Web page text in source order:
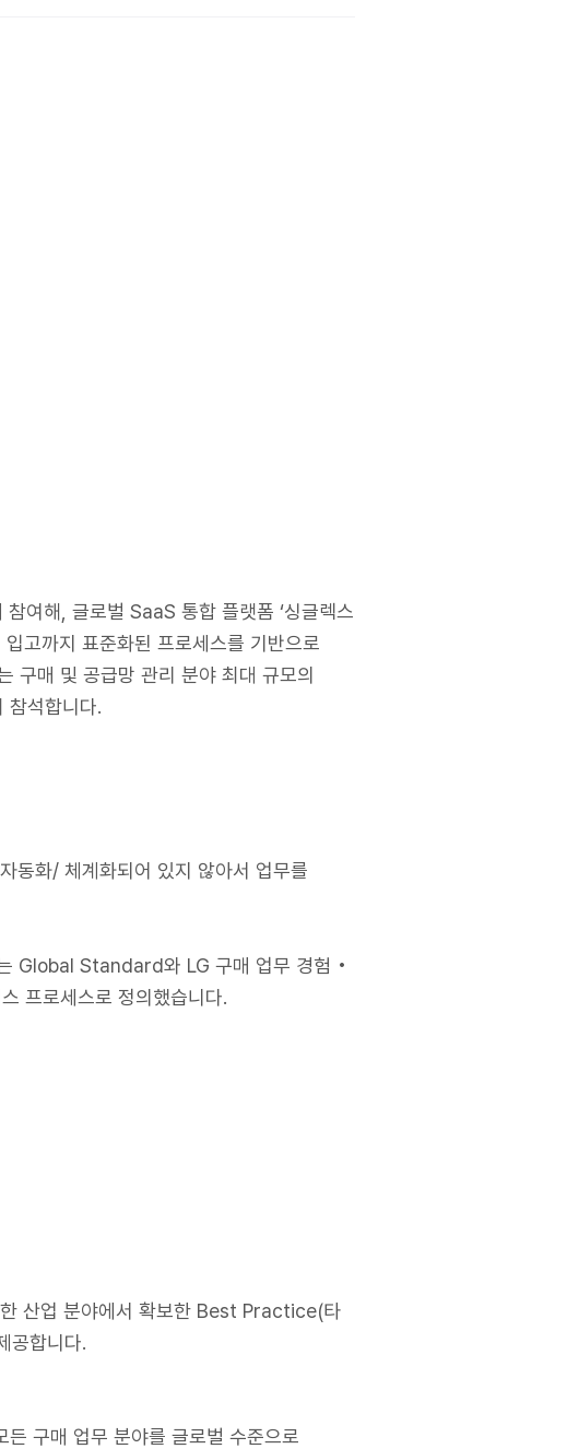
참여해, 글로벌 SaaS 통합 플랫폼 ‘싱글렉스
고까지 표준화된 프로세스를 기반으로
구매 및 공급망 관리 분야 최대 규모의
참석합니다.
동화/ 체계화되어 있지 않아서 업무를
Global Standard와 LG 구매 업무 경험 •
프로세스로 정의했습니다.
산업 분야에서 확보한 Best Practice(타
공합니다.
구매 업무 분야를 글로벌 수준으로